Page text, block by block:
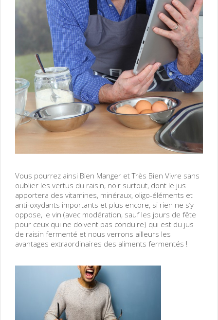
Vous pourrez ainsi Bien Manger et Très Bien Vivre sans
oublier les vertus du raisin, noir surtout, dont le jus
apportera des vitamines, minéraux, oligo-éléments et
anti-oxydants importants et plus encore, si rien ne s’y
oppose, le vin (avec modération, sauf les jours de fête
pour ceux qui ne doivent pas conduire) qui est du jus
de raisin fermenté et nous verrons ailleurs les
avantages extraordinaires des aliments fermentés !